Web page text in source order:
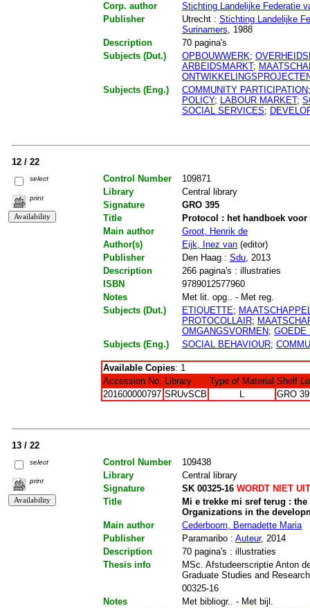
Corp. author
Stichting Landelijke Federatie
Publisher
Utrecht : Stichting Landelijke
Surinamers, 1988
Description
70 pagina's
Subjects (Dut.)
OPBOUWWERK;
ARBEIDSMARKT;
Subjects (Eng.)
COMMUNITY PARTICIPATION
POLICY; LABOUR MARKET;
SOCIAL SERVICES;
12 / 22
select
print
Control Number
109871
Library
Central library
Signature
GRO 395
Title
Protocol : het handboek
Main author
Groot, Henrik de
Author(s)
Eijk, Inez van(editor)
Publisher
Den Haag : Sdu, 2013
Description
266 pagina's : illustraties
ISBN
9789012577960
Notes
Met lit. opg.. - Met reg.
Subjects (Dut.)
ETIQUETTE;
PROTOCOLLAIR;
OMGANGSVORMEN; GOEDE
Subjects (Eng.)
SOCIAL BEHAVIOUR;
Available Copies: 1
Accession No. Library Type of Material Shelf
201600000797 SRUvSCB L GRO
13 / 22
select
print
Control Number
109438
Library
Central library
Signature
SK 00325-16WORDT NIET
Title
Mi e trekke mi sref terug :
Organizations in the
Main author
Cederboom, Bernadette Maria
Publisher
Paramaribo : Auteur, 2014
Description
70 pagina's : illustraties
Thesis info
MSc. Afstudeerscriptie Anton
Graduate Studies and
00325-16
Notes
Met bibliogr.. - Met bijl.